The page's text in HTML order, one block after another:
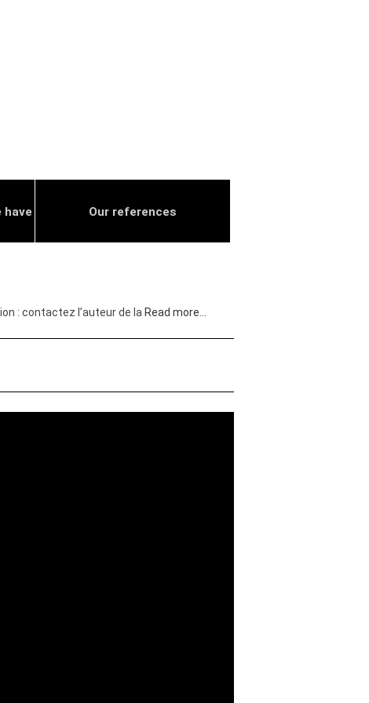
have Our references
: contactez l’auteur de la Read more…